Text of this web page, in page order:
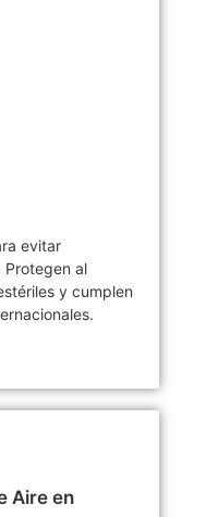
evitar
Protegen al
y cumplen
Aire en